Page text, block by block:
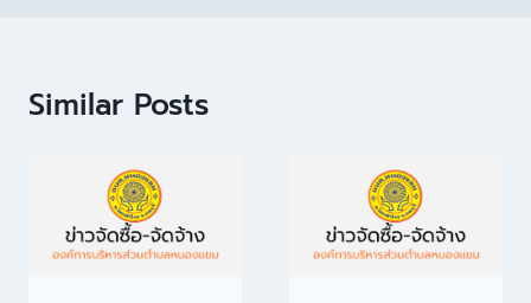
Similar Posts